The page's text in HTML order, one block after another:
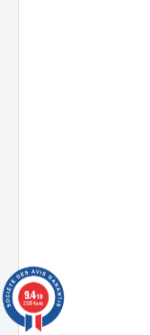
9.4/10
23874 avis